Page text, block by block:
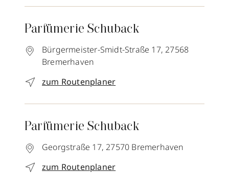
Parfümerie Schuback
Bürgermeister-Smidt-Straße 17, 27568
Bremerhaven
zum Routenplaner
Parfümerie Schuback
Georgstraße 17, 27570 Bremerhaven
zum Routenplaner